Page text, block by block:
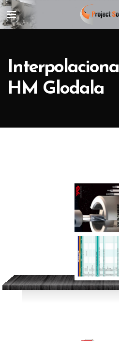
Interpolaciona
HM Glodala